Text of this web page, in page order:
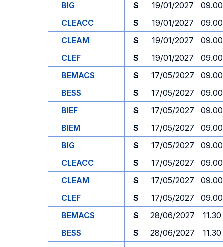
BIG
S 19/01/2027 09.00
CLEACC
S 19/01/2027 09.00
CLEAM
S 19/01/2027 09.00
CLEF
S 19/01/2027 09.00
BEMACS
S 17/05/2027 09.00
BESS
S 17/05/2027 09.00
BIEF
S 17/05/2027 09.00
BIEM
S 17/05/2027 09.00
BIG
S 17/05/2027 09.00
CLEACC
S 17/05/2027 09.00
CLEAM
S 17/05/2027 09.00
CLEF
S 17/05/2027 09.00
BEMACS
S 28/06/2027 11.30
BESS
S 28/06/2027 11.30